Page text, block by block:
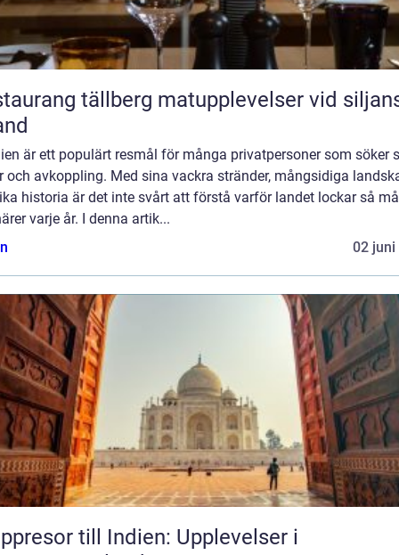
tällberg matupplevelser vid siljans
är ett populärt resmål för många privatpersoner som söker
och avkoppling. Med sina vackra stränder, mångsidiga
historia är det inte svårt att förstå varför landet lockar så
varje år. I denna artik...
02 juni
till Indien: Upplevelser i